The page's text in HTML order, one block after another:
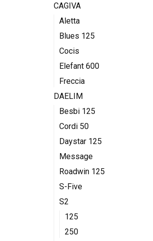
CAGIVA
Aletta
Blues 125
Cocis
Elefant 600
Freccia
DAELIM
Besbi 125
Cordi 50
Daystar 125
Message
Roadwin 125
S-Five
S2
125
250